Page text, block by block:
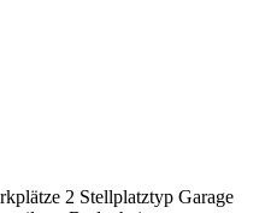
2 Stellplatztyp Garage